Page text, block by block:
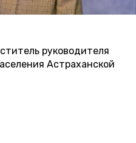
руководителя
Астраханской